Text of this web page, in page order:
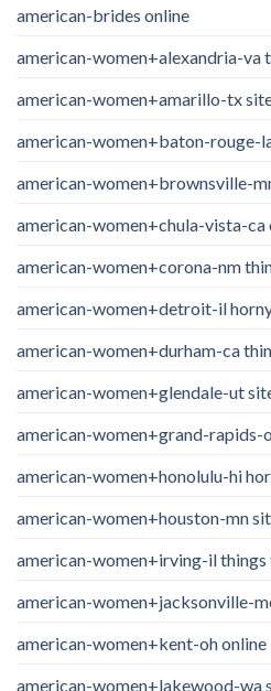
american-brides online
american-women+alexandria-va
american-women+amarillo-tx
american-women+baton-rouge-
american-women+brownsville-
american-women+chula-vista-ca
american-women+corona-nm
american-women+detroit-il
american-women+durham-ca
american-women+glendale-ut
american-women+grand-rapids-
american-women+honolulu-hi
american-women+houston-mn
american-women+irving-il things
american-women+jacksonville-
american-women+kent-oh online
american-women+lakewood-wa